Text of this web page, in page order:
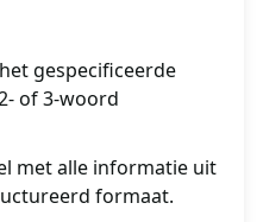
gespecificeerde
of 3-woord
met alle informatie uit
formaat.